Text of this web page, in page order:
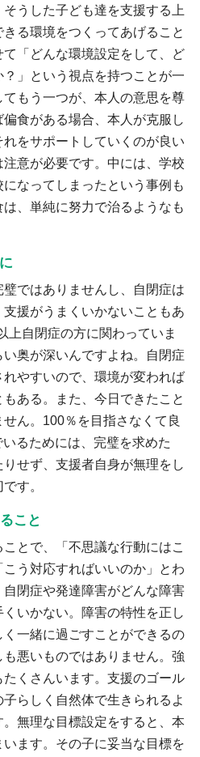
うした子ども達を支援する上
る環境をつくってあげること
「どんな環境設定をして、ど
」という視点を持つことが一
もう一つが、本人の意思を尊
食がある場合、本人が克服し
をサポートしていくのが良い
意が必要です。中には、学校
なってしまったという事例も
、単純に努力で治るようなも
ではありませんし、自閉症は
援がうまくいかないこともあ
上自閉症の方に関わっていま
奥が深いんですよね。自閉症
やすいので、環境が変われば
ある。また、今日できたこと
ん。100％を目指さなくて良
るためには、完璧を求めた
せず、支援者自身が無理をし
す。
こと
とで、「不思議な行動にはこ
う対応すればいいのか」とわ
閉症や発達障害がどんな障害
いかない。障害の特性を正し
く一緒に過ごすことができるの
悪いものではありません。強
くさんいます。支援のゴール
らしく自然体で生きられるよ
無理な目標設定をすると、本
ます。その子に妥当な目標を